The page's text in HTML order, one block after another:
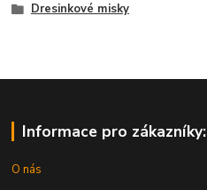
Dresinkové misky
Informace pro zákazníky:
O nás